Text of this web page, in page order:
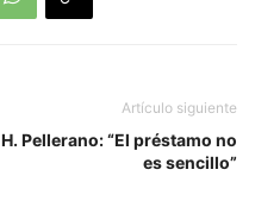
Artículo siguiente
H. Pellerano: “El préstamo no
es sencillo”